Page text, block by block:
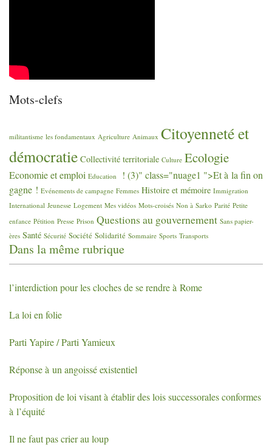
Mots-clefs
militantisme les fondamentaux Agriculture Animaux Citoyenneté et
démocratie Collectivité territoriale Culture Ecologie
Economie et emploi Education
! (3)" class="nuage1 ">Et à la fin on
gagne ! Evénements de campagne Femmes Histoire et mémoire Immigration
International Jeunesse Logement Mes vidéos Mots-croisés Non à Sarko Parité Petite
enfance Pétition Presse Prison Questions au gouvernement Sans papier-
ères Santé Sécurité Société Solidarité Sommaire Sports Transports
Dans la même rubrique
l’interdiction pour les cloches de se rendre à Rome
La loi en folie
Parti Yapire / Parti Yamieux
Réponse à un angoissé existentiel
Proposition de loi visant à établir des lois successorales conformes
à l’équité
Il ne faut pas crier au loup